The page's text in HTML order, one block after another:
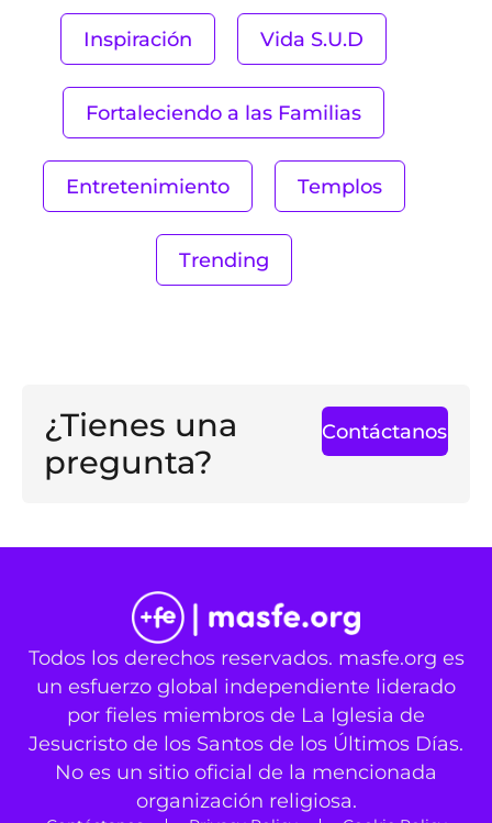
Inspiración Vida S.U.D
Fortaleciendo a las Familias
Entretenimiento Templos
Trending
¿Tienes una
pregunta?
Contáctanos
Todos los derechos reservados. masfe.org es
un esfuerzo global independiente liderado
por fieles miembros de La Iglesia de
Jesucristo de los Santos de los Últimos Días.
No es un sitio oficial de la mencionada
organización religiosa.